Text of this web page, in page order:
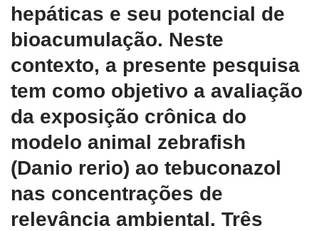
hepáticas e seu potencial de
bioacumulação. Neste
contexto, a presente pesquisa
tem como objetivo a avaliação
da exposição crônica do
modelo animal zebrafish
(Danio rerio) ao tebuconazol
nas concentrações de
relevância ambiental. Três